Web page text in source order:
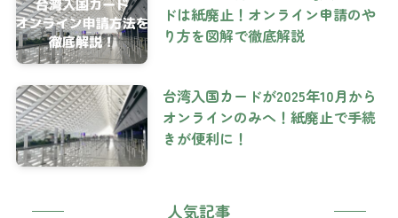
ドは紙廃止！オンライン申請のや
り方を図解で徹底解説
台湾入国カードが2025年10月から
オンラインのみへ！紙廃止で手続
きが便利に！
人気記事